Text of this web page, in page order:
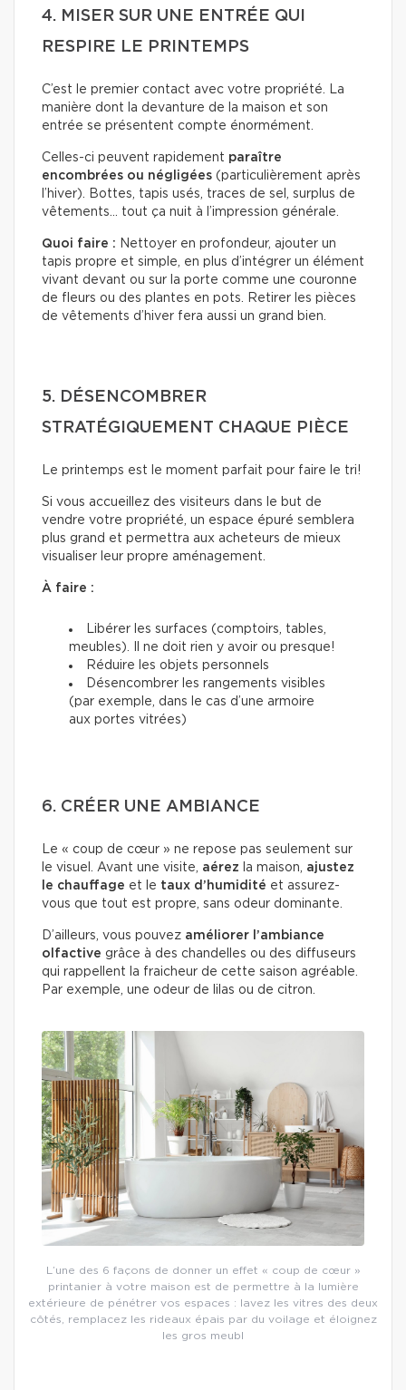
4. MISER SUR UNE ENTRÉE QUI
RESPIRE LE PRINTEMPS
C’est le premier contact avec votre propriété. La
manière dont la devanture de la maison et son
entrée se présentent compte énormément.
Celles-ci peuvent rapidement paraître
encombrées ou négligées (particulièrement après
l’hiver). Bottes, tapis usés, traces de sel, surplus de
vêtements… tout ça nuit à l’impression générale.
Quoi faire : Nettoyer en profondeur, ajouter un
tapis propre et simple, en plus d’intégrer un élément
vivant devant ou sur la porte comme une couronne
de fleurs ou des plantes en pots. Retirer les pièces
de vêtements d’hiver fera aussi un grand bien.
5. DÉSENCOMBRER
STRATÉGIQUEMENT CHAQUE PIÈCE
Le printemps est le moment parfait pour faire le tri!
Si vous accueillez des visiteurs dans le but de
vendre votre propriété, un espace épuré semblera
plus grand et permettra aux acheteurs de mieux
visualiser leur propre aménagement.
À faire :
Libérer les surfaces (comptoirs, tables,
meubles). Il ne doit rien y avoir ou presque!
Réduire les objets personnels
Désencombrer les rangements visibles
(par exemple, dans le cas d’une armoire
aux portes vitrées)
6. CRÉER UNE AMBIANCE
Le « coup de cœur » ne repose pas seulement sur
le visuel. Avant une visite, aérez la maison, ajustez
le chauffage et le taux d’humidité et assurez-
vous que tout est propre, sans odeur dominante.
D’ailleurs, vous pouvez améliorer l’ambiance
olfactive grâce à des chandelles ou des diffuseurs
qui rappellent la fraicheur de cette saison agréable.
Par exemple, une odeur de lilas ou de citron.
L’une des 6 façons de donner un effet « coup de cœur »
printanier à votre maison est de permettre à la lumière
extérieure de pénétrer vos espaces : lavez les vitres des deux
côtés, remplacez les rideaux épais par du voilage et éloignez
les gros meubl